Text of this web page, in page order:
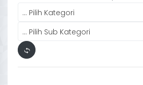
… Pilih Kategori
… Pilih Sub Kategori